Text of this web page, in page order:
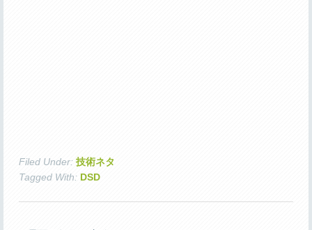
Filed Under: 技術ネタ
Tagged With: DSD